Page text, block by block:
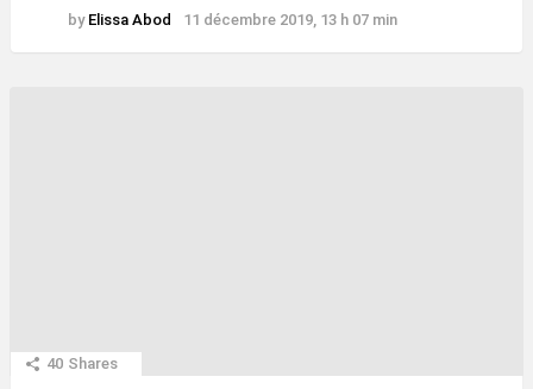
by Elissa Abod 11 décembre 2019, 13 h 07 min
40 Shares